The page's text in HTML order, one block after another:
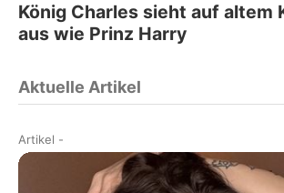
König Charles sieht auf altem
aus wie Prinz Harry
Aktuelle Artikel
Artikel -